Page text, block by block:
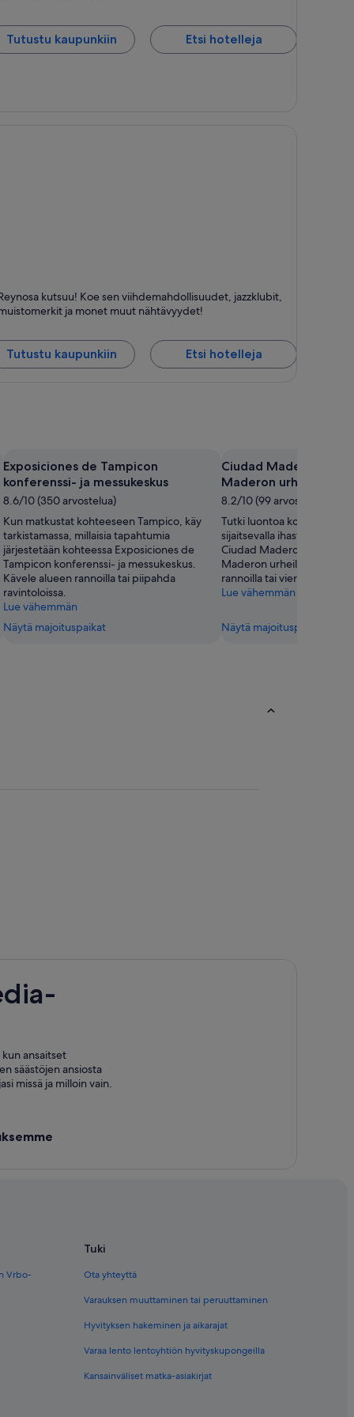
Tutustu kaupunkiin Etsi hotelleja
Tanssi ja Jazz
kutsuu! Koe sen viihdemahdollisuudet, jazzklubit,
ja monet muut nähtävyydet!
Tutustu kaupunkiin Etsi hotelleja
Exposiciones de Tampicon
konferenssi- ja messukeskus
8.6/10 (350 arvostelua)
Kun matkustat kohteeseen Tampico, käy
tarkistamassa, millaisia tapahtumia
järjestetään kohteessa Exposiciones de
Tampicon konferenssi- ja messukeskus.
Kävele alueen rannoilla tai piipahda
ravintoloissa.
Lue vähemmän
Näytä majoituspaikat
Ciudad Madero
Maderon
8.2/10 (99 arvostelua)
Tutki luontoa kohteessa
sijaitsevalla ihastuttavalla
Ciudad Madero Sports
Maderon urheiluyksikkö.
rannoilla tai vieraile sen
Lue vähemmän
Näytä majoituspaikat
ansaitset
säästöjen ansiosta
missä ja milloin vain.
Vrbo-
Tuki
Ota yhteyttä
Varauksen muuttaminen tai peruuttaminen
Hyvityksen hakeminen ja aikarajat
Varaa lento lentoyhtiön hyvityskupongeilla
Kansainväliset matka-asiakirjat